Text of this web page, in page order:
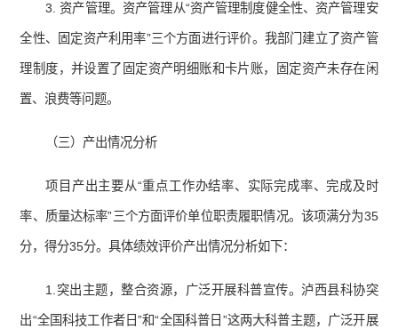
3. 资产管理。资产管理从“资产管理制度健全性、资产管理安
全性、固定资产利用率”三个方面进行评价。我部门建立了资产管
理制度，并设置了固定资产明细账和卡片账，固定资产未存在闲
置、浪费等问题。
（三）产出情况分析
项目产出主要从“重点工作办结率、实际完成率、完成及时
率、质量达标率”三个方面评价单位职责履职情况。该项满分为35
分，得分35分。具体绩效评价产出情况分析如下：
1.突出主题，整合资源，广泛开展科普宣传。泸西县科协突
出“全国科技工作者日”和“全国科普日”这两大科普主题，广泛开展